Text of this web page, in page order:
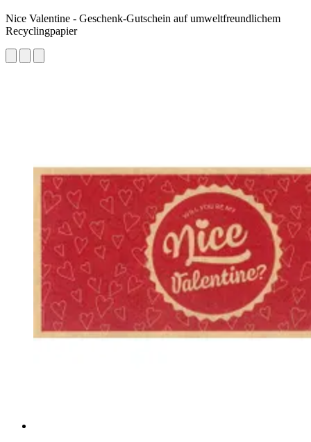
Nice Valentine - Geschenk-Gutschein auf umweltfreundlichem
Recyclingpapier